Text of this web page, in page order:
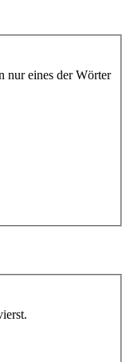
nur eines der Wörter